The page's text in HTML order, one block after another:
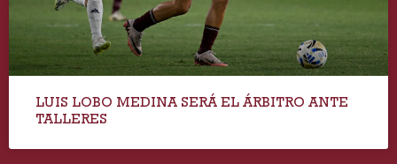
LUIS LOBO MEDINA SERÁ EL ÁRBITRO ANTE
TALLERES